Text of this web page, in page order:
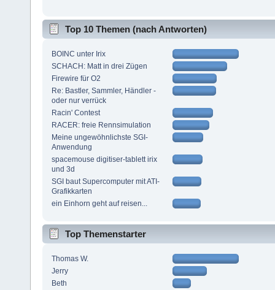
Top 10 Themen (nach Antworten)
BOINC unter Irix
SCHACH: Matt in drei Zügen
Firewire für O2
Re: Bastler, Sammler, Händler -
oder nur verrück
Racin' Contest
RACER: freie Rennsimulation
Meine ungewöhnlichste SGI-
Anwendung
spacemouse digitiser-tablett irix
und 3d
SGI baut Supercomputer mit ATI-
Grafikkarten
ein Einhorn geht auf reisen...
Top Themenstarter
Thomas W.
Jerry
Beth